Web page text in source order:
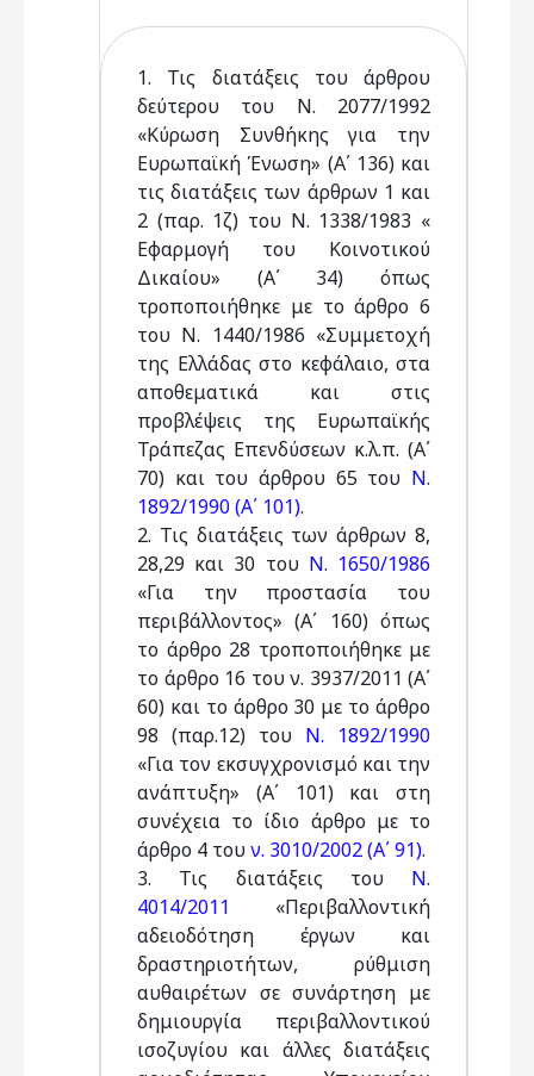
1. Τις διατάξεις του άρθρου
δεύτερου του Ν. 2077/1992
«Κύρωση Συνθήκης για την
Ευρωπαϊκή Ένωση» (Α΄ 136) και
τις διατάξεις των άρθρων 1 και
2 (παρ. 1ζ) του Ν. 1338/1983 «
Εφαρμογή του Κοινοτικού
Δικαίου» (Α΄ 34) όπως
τροποποιήθηκε με το άρθρο 6
του Ν. 1440/1986 «Συμμετοχή
της Ελλάδας στο κεφάλαιο, στα
αποθεματικά και στις
προβλέψεις της Ευρωπαϊκής
Τράπεζας Επενδύσεων κ.λ.π. (Α΄
70) και του άρθρου 65 του Ν.
1892/1990 (Α΄ 101).
2. Τις διατάξεις των άρθρων 8,
28,29 και 30 του Ν. 1650/1986
«Για την προστασία του
περιβάλλοντος» (Α΄ 160) όπως
το άρθρο 28 τροποποιήθηκε με
το άρθρο 16 του ν. 3937/2011 (Α΄
60) και το άρθρο 30 με το άρθρο
98 (παρ.12) του Ν. 1892/1990
«Για τον εκσυγχρονισμό και την
ανάπτυξη» (Α΄ 101) και στη
συνέχεια το ίδιο άρθρο με το
άρθρο 4 του ν. 3010/2002 (Α΄ 91).
3. Τις διατάξεις του Ν.
4014/2011 «Περιβαλλοντική
αδειοδότηση έργων και
δραστηριοτήτων, ρύθμιση
αυθαιρέτων σε συνάρτηση με
δημιουργία περιβαλλοντικού
ισοζυγίου και άλλες διατάξεις